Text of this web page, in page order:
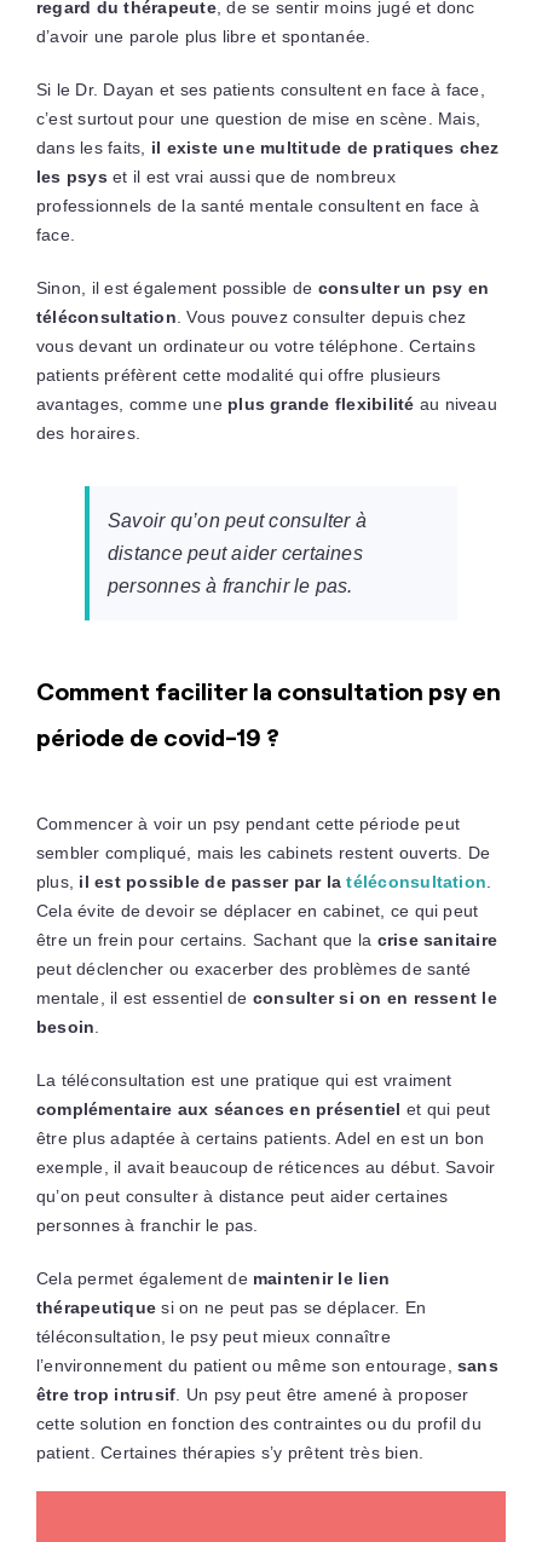
regard du thérapeute, de se sentir moins jugé et donc
d’avoir une parole plus libre et spontanée.
Si le Dr. Dayan et ses patients consultent en face à face,
c’est surtout pour une question de mise en scène. Mais,
dans les faits,
il existe une multitude de pratiques chez
les psys et il est vrai aussi que de nombreux
professionnels de la santé mentale consultent en face à
face.
Sinon, il est également possible de consulter un psy en
téléconsultation . Vous pouvez consulter depuis chez
vous devant un ordinateur ou votre téléphone. Certains
patients préfèrent cette modalité qui offre plusieurs
avantages, comme une plus grande flexibilité au niveau
des horaires.
Savoir qu’on peut consulter à
distance peut aider certaines
personnes à franchir le pas.
Comment faciliter la consultation psy en
période de covid-19 ?
Commencer à voir un psy pendant cette période peut
sembler compliqué, mais les cabinets restent ouverts. De
plus, il est possible de passer par latéléconsultation
Cela évite de devoir se déplacer en cabinet, ce qui peut
être un frein pour certains. Sachant que la crise sanitaire
peut déclencher ou exacerber des problèmes de santé
mentale, il est essentiel de consulter si on en ressent le
besoin
La téléconsultation est une pratique qui est vraiment
complémentaire aux séances en présentiel et qui peut
être plus adaptée à certains patients. Adel en est un bon
exemple, il avait beaucoup de réticences au début. Savoir
qu’on peut consulter à distance peut aider certaines
personnes à franchir le pas.
Cela permet également demaintenir le lien
thérapeutique si on ne peut pas se déplacer. En
téléconsultation, le psy peut mieux connaître
l’environnement du patient ou même son entourage, sans
être trop intrusif . Un psy peut être amené à proposer
cette solution en fonction des contraintes ou du profil du
patient. Certaines thérapies s’y prêtent très bien.